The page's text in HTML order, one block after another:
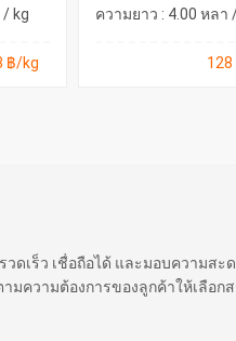
/ kg
฿/kg
ความยาว : 4.00 หลา
เร็ว เชื่อถือได้ และมอบความส
มความต้องการของลูกค้าให้เลือ